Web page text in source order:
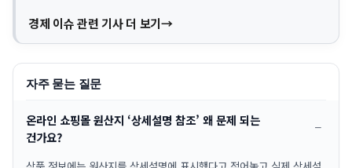
경제 이슈 관련 기사 더 보기
자주 묻는 질문
온라인 쇼핑몰 원산지 ‘상세설명 참조’ 왜 문제 되는
건가요?